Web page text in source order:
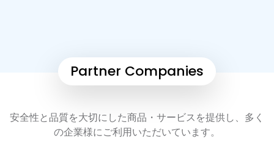
Partner Companies
安全性と品質を大切にした商品・サービスを提供し、多く
の企業様にご利用いただいています。